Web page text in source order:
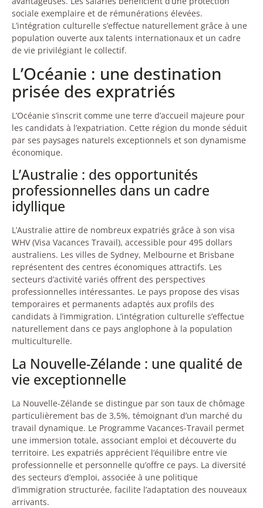
sociale exemplaire et de rémunérations élevées.
L’intégration culturelle s’effectue naturellement grâce à une
population ouverte aux talents internationaux et un cadre
de vie privilégiant le collectif.
L’Océanie : une destination
prisée des expratriés
L’Océanie s’inscrit comme une terre d’accueil majeure pour
les candidats à l’expatriation. Cette région du monde séduit
par ses paysages naturels exceptionnels et son dynamisme
économique.
L’Australie : des opportunités
professionnelles dans un cadre
idyllique
L’Australie attire de nombreux expatriés grâce à son visa
WHV (Visa Vacances Travail), accessible pour 495 dollars
australiens. Les villes de Sydney, Melbourne et Brisbane
représentent des centres économiques attractifs. Les
secteurs d’activité variés offrent des perspectives
professionnelles intéressantes. Le pays propose des visas
temporaires et permanents adaptés aux profils des
candidats à l’immigration. L’intégration culturelle s’effectue
naturellement dans ce pays anglophone à la population
multiculturelle.
La Nouvelle-Zélande : une qualité de
vie exceptionnelle
La Nouvelle-Zélande se distingue par son taux de chômage
particulièrement bas de 3,5%, témoignant d’un marché du
travail dynamique. Le Programme Vacances-Travail permet
une immersion totale, associant emploi et découverte du
territoire. Les expatriés apprécient l’équilibre entre vie
professionnelle et personnelle qu’offre ce pays. La diversité
des secteurs d’emploi, associée à une politique
d’immigration structurée, facilite l’adaptation des nouveaux
arrivants.